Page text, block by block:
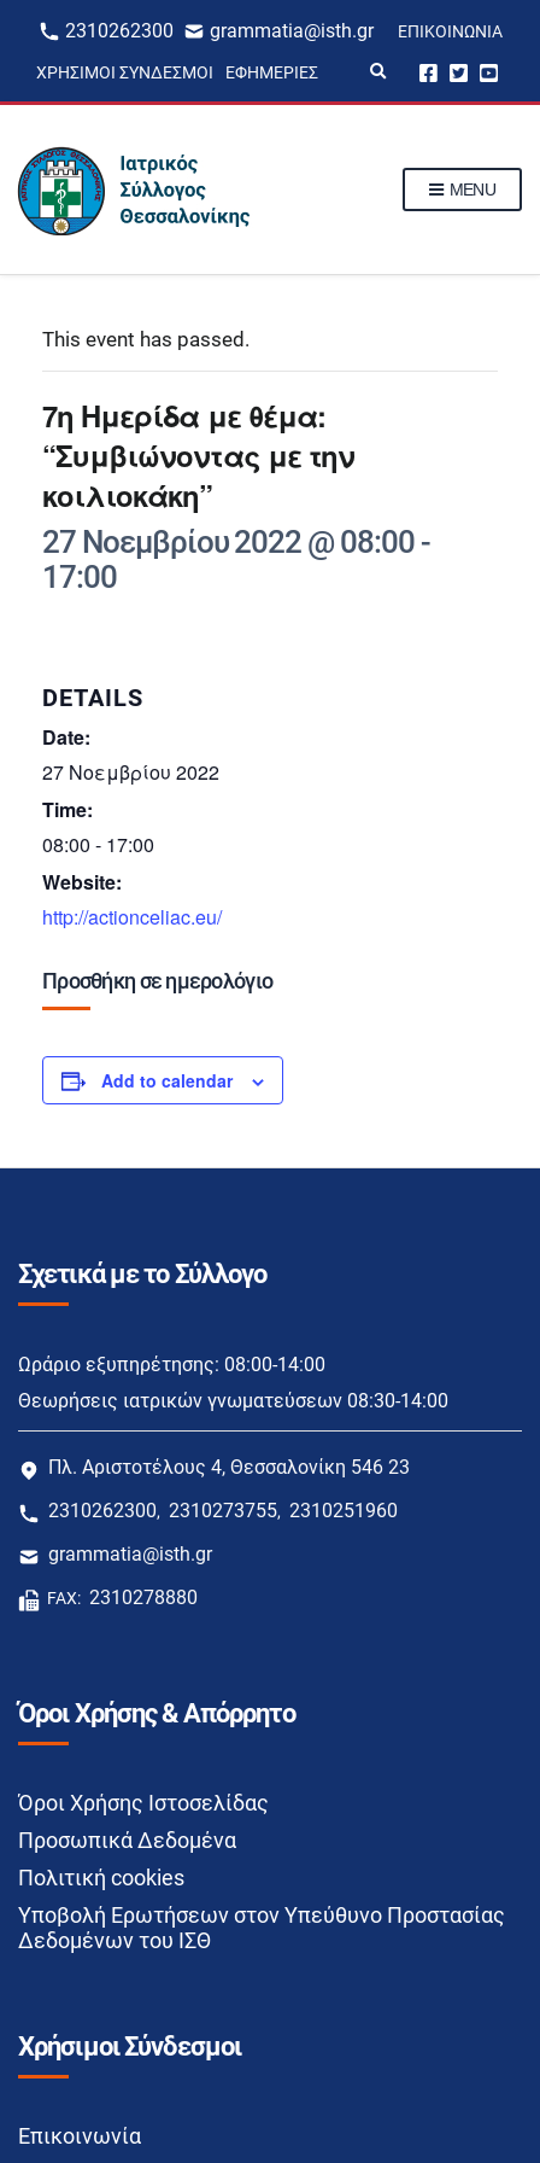
2310262300 grammatia@isth.gr ΕΠΙΚΟΙΝΩΝΊΑ
ΧΡΉΣΙΜΟΙ ΣΎΝΔΕΣΜΟΙ ΕΦΗΜΕΡΊΕΣ
p
MENU
This event has passed.
7η Ημερίδα με θέμα:
“Συμβιώνοντας με την
κοιλιοκάκη”
27 Νοεμβρίου 2022 @ 08:00 -
17:00
DETAILS
Date:
27 Νοεμβρίου 2022
Time:
08:00 - 17:00
Website:
http://actionceliac.eu/
Προσθήκη σε ημερολόγιο
Add to calendar
Σχετικά με το Σύλλογο
Ωράριο εξυπηρέτησης: 08:00-14:00
Θεωρήσεις ιατρικών γνωματεύσεων 08:30-14:00
Πλ. Αριστοτέλους 4, Θεσσαλονίκη 546 23
2310262300, 2310273755, 2310251960
grammatia@isth.gr
FAX: 2310278880
Όροι Χρήσης & Απόρρητο
Όροι Χρήσης Ιστοσελίδας
Προσωπικά Δεδομένα
Πολιτική cookies
Υποβολή Ερωτήσεων στον Υπεύθυνο Προστασίας
Δεδομένων του ΙΣΘ
Χρήσιμοι Σύνδεσμοι
Επικοινωνία